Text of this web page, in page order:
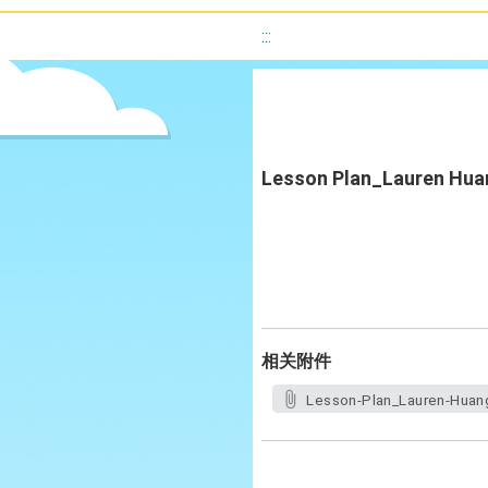
:::
Lesson Plan_Lauren
相关附件
Lesson-Plan_Lauren-